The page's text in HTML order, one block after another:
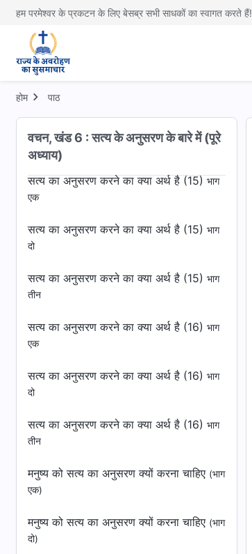
हम परमेश्वर के प्रकटन के लिए बेसब्र सभी साधकों का स्वागत करते हैं!
होम पाठ
वचन, खंड 6 : सत्य के अनुसरण के बारे में (पूरे
अध्याय)
सत्य का अनुसरण करने का क्या अर्थ है (14)
दो
तीन
सत्य का अनुसरण करने का क्या अर्थ है (14)भाग
सत्य का अनुसरण करने का क्या अर्थ है (15) भाग
एक
सत्य का अनुसरण करने का क्या अर्थ है (15) भाग
दो
सत्य का अनुसरण करने का क्या अर्थ है (15) भाग
तीन
सत्य का अनुसरण करने का क्या अर्थ है (16) भाग
एक
सत्य का अनुसरण करने का क्या अर्थ है (16) भाग
दो
सत्य का अनुसरण करने का क्या अर्थ है (16) भाग
तीन
मनुष्य को सत्य का अनुसरण क्यों करना चाहिए (भाग
एक)
मनुष्य को सत्य का अनुसरण क्यों करना चाहिए (भाग
दो)